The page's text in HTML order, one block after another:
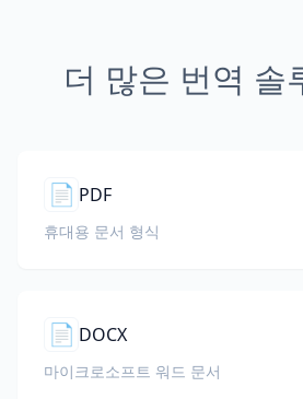
더 많은 번역 솔
📄 PDF
휴대용 문서 형식
📄 DOCX
마이크로소프트 워드 문서